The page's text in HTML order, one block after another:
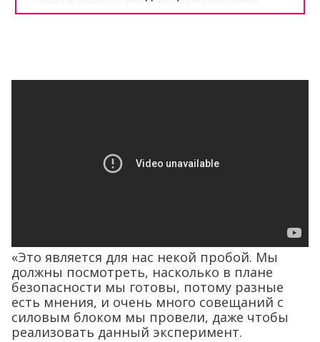
«Это является для нас некой пробой. Мы
должны посмотреть, насколько в плане
безопасности мы готовы, потому разные
есть мнения, и очень много совещаний с
силовым блоком мы провели, даже чтобы
реализовать данный эксперимент.